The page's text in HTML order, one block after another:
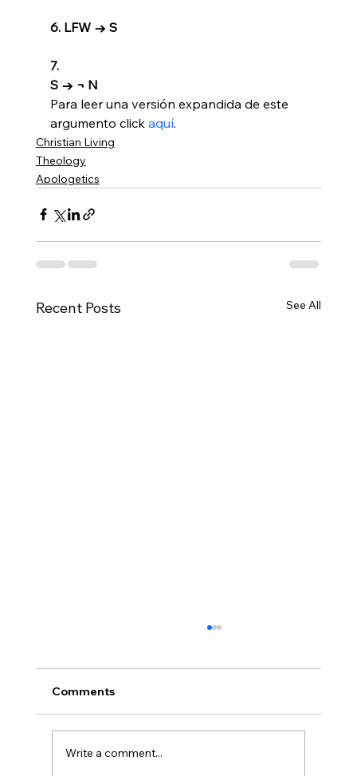
6. LFW → S
7.
S → ¬ N
Para leer una versión expandida de este
argumento click aquí.
Christian Living
Theology
Apologetics
Recent Posts See All
Comments
Write a comment...